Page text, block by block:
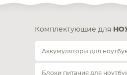
Комплектующие для
Аккумуляторы для
Блоки питания для